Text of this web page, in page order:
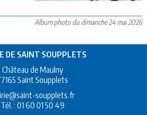
Album photo du dimanche 24 mai 2026
DE SAINT SOUPPLETS
Château de Maulny
Saint Soupplets
soupplets.fr
Tél. : 01 60 01 50 49